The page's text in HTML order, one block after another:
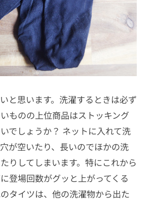
と思います。洗濯するときは必ず
ものの上位商品はストッキング
でしょうか？ ネットに入れて洗
が空いたり、長いのでほかの洗
りしてしまいます。特にこれから
登場回数がグッと上がってくる
タイツは、他の洗濯物から出た